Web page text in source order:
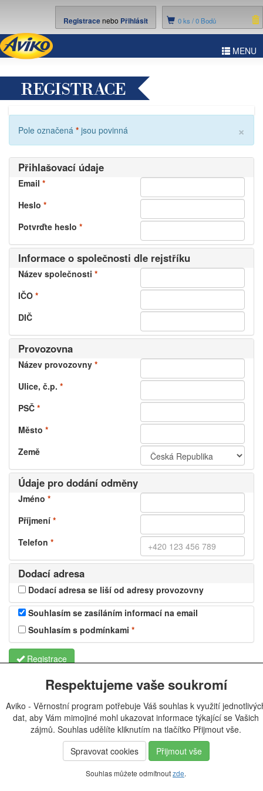
0ks /0 Bodů
Registracenebo Přihlásit
MENU
REGISTRACE
×
Pole označená * jsou povinná
Přihlašovací údaje
Email *
Heslo *
Potvrďte heslo *
Informace o společnosti dle rejstříku
Název společnosti *
IČO *
DIČ
Provozovna
Název provozovny *
Ulice, č.p. *
PSČ *
Město *
Země
Údaje pro dodání odměny
Jméno *
Příjmení *
Telefon *
Dodací adresa
Dodací adresa se liší od adresy provozovny
Souhlasím se zasíláním informací na email
Souhlasím s podmínkami *
Registrace
Respektujeme vaše soukromí
Aviko - Věrnostní program potřebuje Váš souhlas k využití
dat, aby Vám mimojiné mohl ukazovat informace týkající se Vašich
zájmů. Souhlas udělíte kliknutím na tlačítko Přijmout vše.
Spravovat cookies
Přijmout vše
Souhlas můžete odmítnoutzde.